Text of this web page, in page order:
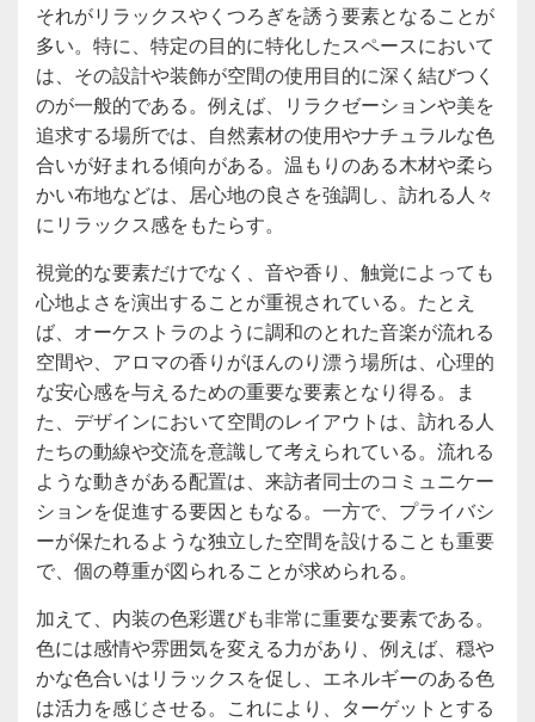
それがリラックスやくつろぎを誘う要素となることが
多い。特に、特定の目的に特化したスペースにおいて
は、その設計や装飾が空間の使用目的に深く結びつく
のが一般的である。例えば、リラクゼーションや美を
追求する場所では、自然素材の使用やナチュラルな色
合いが好まれる傾向がある。温もりのある木材や柔ら
かい布地などは、居心地の良さを強調し、訪れる人々
にリラックス感をもたらす。
視覚的な要素だけでなく、音や香り、触覚によっても
心地よさを演出することが重視されている。たとえ
ば、オーケストラのように調和のとれた音楽が流れる
空間や、アロマの香りがほんのり漂う場所は、心理的
な安心感を与えるための重要な要素となり得る。ま
た、デザインにおいて空間のレイアウトは、訪れる人
たちの動線や交流を意識して考えられている。流れる
ような動きがある配置は、来訪者同士のコミュニケー
ションを促進する要因ともなる。一方で、プライバシ
ーが保たれるような独立した空間を設けることも重要
で、個の尊重が図られることが求められる。
加えて、内装の色彩選びも非常に重要な要素である。
色には感情や雰囲気を変える力があり、例えば、穏や
かな色合いはリラックスを促し、エネルギーのある色
は活力を感じさせる。これにより、ターゲットとする